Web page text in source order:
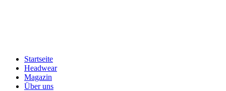
Startseite
Headwear
Magazin
Über uns